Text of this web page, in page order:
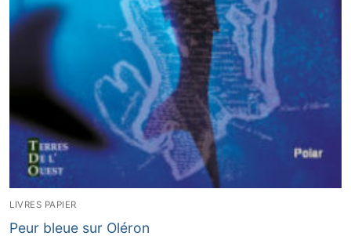
LIVRES PAPIER
Peur bleue sur Oléron